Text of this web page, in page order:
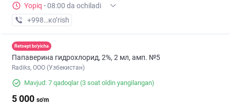
Yopiq · 08:00 da ochiladi
+998 (71) XXX-XX-XX
кo’rish
Retsept bo'yicha
Папаверина гидрохлорид, 2%, 2 мл, амп. №5
Radiks, ООО (Узбекистан)
Mavjud: 7 qadoqlar(3 soat oldin yangilangan)
5 000 so'm